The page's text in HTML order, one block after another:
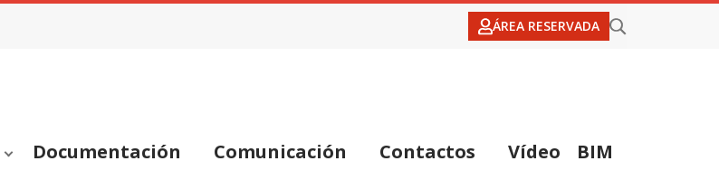
ÁREA RESERVADA
Documentación Comunicación Contactos Vídeo BIM